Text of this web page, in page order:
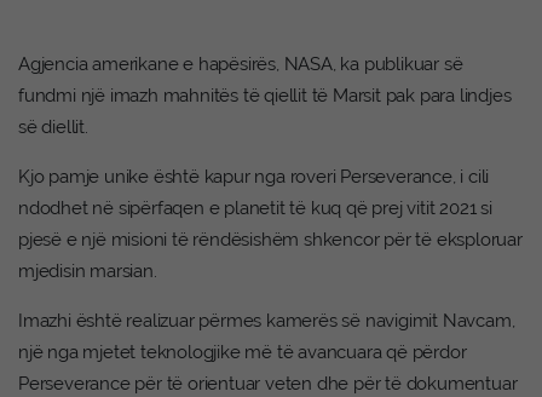
Agjencia amerikane e hapësirës, NASA, ka publikuar së
fundmi një imazh mahnitës të qiellit të Marsit pak para lindjes
së diellit.
Kjo pamje unike është kapur nga roveri Perseverance, i cili
ndodhet në sipërfaqen e planetit të kuq që prej vitit 2021 si
pjesë e një misioni të rëndësishëm shkencor për të eksploruar
mjedisin marsian.
Imazhi është realizuar përmes kamerës së navigimit Navcam,
një nga mjetet teknologjike më të avancuara që përdor
Perseverance për të orientuar veten dhe për të dokumentuar